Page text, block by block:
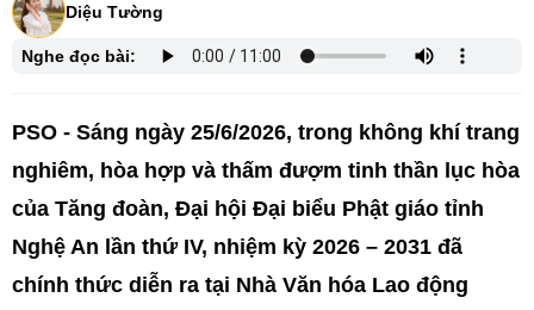
Diệu Tường
Nghe đọc bài:
PSO - Sáng ngày 25/6/2026, trong không khí trang
nghiêm, hòa hợp và thấm đượm tinh thần lục hòa
của Tăng đoàn, Đại hội Đại biểu Phật giáo tỉnh
Nghệ An lần thứ IV, nhiệm kỳ 2026 – 2031 đã
chính thức diễn ra tại Nhà Văn hóa Lao động